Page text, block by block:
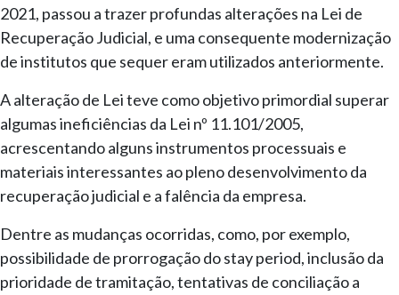
2021, passou a trazer profundas alterações na Lei de
Recuperação Judicial, e uma consequente modernização
de institutos que sequer eram utilizados anteriormente.
A alteração de Lei teve como objetivo primordial superar
algumas ineficiências da Lei nº 11.101/2005,
acrescentando alguns instrumentos processuais e
materiais interessantes ao pleno desenvolvimento da
recuperação judicial e a falência da empresa.
Dentre as mudanças ocorridas, como, por exemplo,
possibilidade de prorrogação do stay period, inclusão da
prioridade de tramitação, tentativas de conciliação a